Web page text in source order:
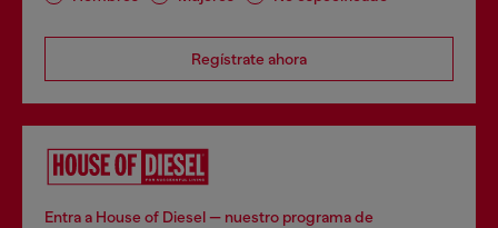
Regístrate ahora
Entra a House of Diesel — nuestro programa de